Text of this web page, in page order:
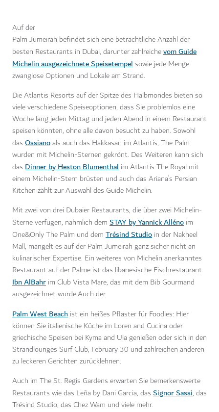
Auf der
Palm Jumeirah befindet sich eine beträchtliche Anzahl der
besten Restaurants in Dubai, darunter zahlreichevom Guide
Michelin ausgezeichnete Speisetempelsowie jede Menge
zwanglose Optionen und Lokale am Strand.
Die Atlantis Resorts auf der Spitze des Halbmondes bieten so
viele verschiedene Speiseoptionen, dass Sie problemlos eine
Woche lang jeden Mittag und jeden Abend in einem Restaurant
speisen könnten, ohne alle davon besucht zu haben. Sowohl
das Ossianoals auch das Hakkasan im Atlantis, The Palm
wurden mit Michelin-Sternen gekrönt. Des Weiteren kann sich
das Dinner by Heston Blumenthal im Atlantis The Royal mit
einem Michelin-Stern brüsten und auch das Ariana’s Persian
Kitchen zählt zur Auswahl des Guide Michelin.
Mit zwei von drei Dubaier Restaurants, die über zwei Michelin-
Sterne verfügen, nähmlich dem STAY by Yannick Alléno im
One&Only The Palm und dem Trésind Studio in der Nakheel
Mall, mangelt es auf der Palm Jumeirah ganz sicher nicht an
kulinarischer Expertise. Ein weiteres von Michelin anerkanntes
Restaurant auf der Palme ist das libanesische Fischrestaurant
Ibn AlBahr im Club Vista Mare, das mit dem Bib Gourmand
ausgezeichnet wurde.Auch der
Palm West Beach ist ein heißes Pflaster für Foodies: Hier
können Sie italienische Küche im Loren and Cucina oder
griechische Speisen bei Kyma and Ula genießen oder sich in den
Strandlounges Surf Club, February 30 und zahlreichen anderen
zu leckeren Gerichten zurücklehnen.
Auch im The St. Regis Gardens erwarten Sie bemerkenswerte
Restaurants wie das Leña by Dani Garcia, das Signor Sassi, das
Trésind Studio, das Chez Wam und viele mehr.